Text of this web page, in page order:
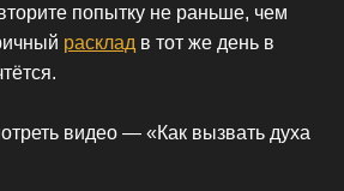
попытку не раньше, чем
расклад в тот же день в
видео — «Как вызвать духа